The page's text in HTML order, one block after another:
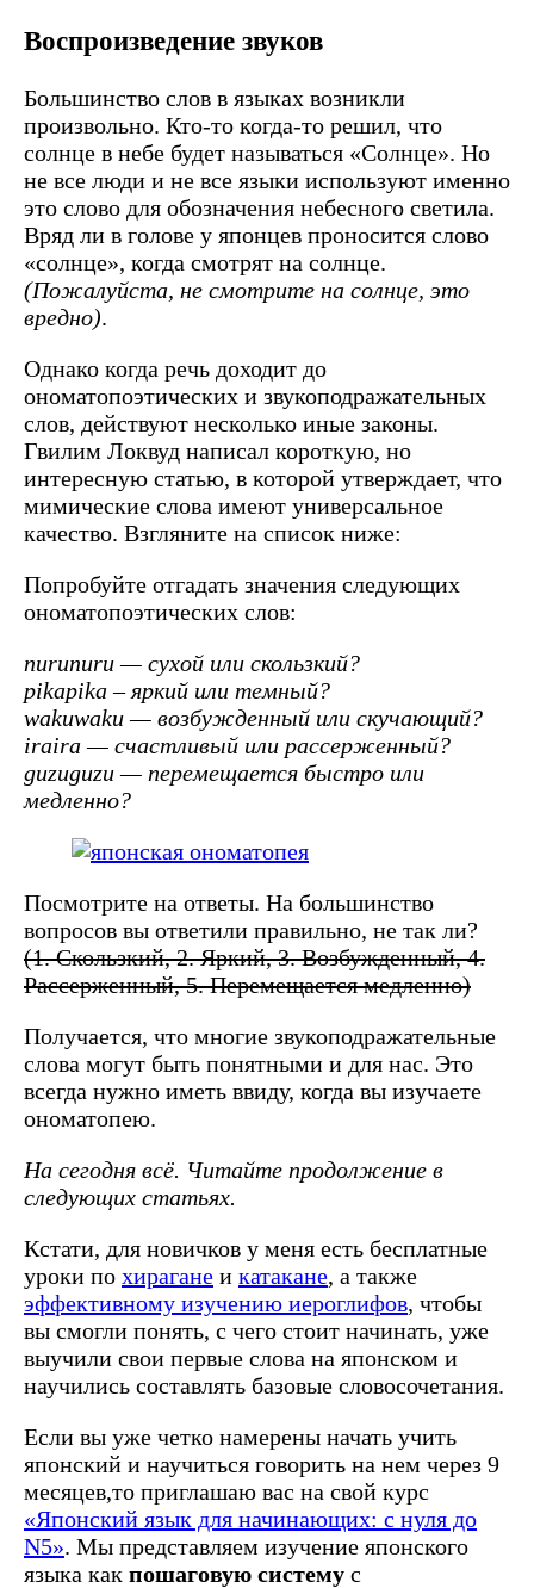
Воспроизведение звуков
Большинство слов в языках возникли
произвольно. Кто-то когда-то решил, что
солнце в небе будет называться «Солнце». Но
не все люди и не все языки используют именно
это слово для обозначения небесного светила.
Вряд ли в голове у японцев проносится слово
«солнце», когда смотрят на солнце.
(Пожалуйста, не смотрите на солнце, это
вредно).
Однако когда речь доходит до
ономатопоэтических и звукоподражательных
слов, действуют несколько иные законы.
Гвилим Локвуд написал короткую, но
интересную статью, в которой утверждает, что
мимические слова имеют универсальное
качество. Взгляните на список ниже:
Попробуйте отгадать значения следующих
ономатопоэтических слов:
nurunuru — сухой или скользкий?
pikapika – яркий или темный?
wakuwaku — возбужденный или скучающий?
iraira — счастливый или рассерженный?
guzuguzu — перемещается быстро или
медленно?
Посмотрите на ответы. На большинство
вопросов вы ответили правильно, не так ли?
(1. Скользкий, 2. Яркий, 3. Возбужденный, 4.
Рассерженный, 5. Перемещается медленно)
Получается, что многие звукоподражательные
слова могут быть понятными и для нас. Это
всегда нужно иметь ввиду, когда вы изучаете
ономатопею.
На сегодня всё. Читайте продолжение в
следующих статьях.
Кстати, для новичков у меня есть бесплатные
уроки по хирагане и катакане, а также
эффективному изучению иероглифов, чтобы
вы смогли понять, с чего стоит начинать, уже
выучили свои первые слова на японском и
научились составлять базовые словосочетания.
Если вы уже четко намерены начать учить
японский и научиться говорить на нем через 9
месяцев,то приглашаю вас на свой курс
«Японский язык для начинающих: с нуля до
N5». Мы представляем изучение японского
языка как пошаговую систему с